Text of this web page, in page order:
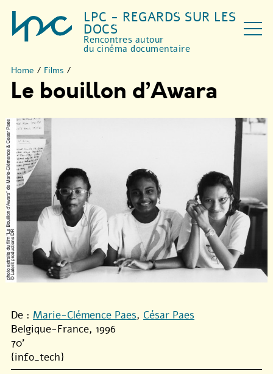
LPC - REGARDS SUR LES
DOCS
Rencontres autour
du cinéma documentaire
Home / Films /
Le bouillon d’Awara
De : Marie-Clémence Paes, César Paes
Belgique-France, 1996
70'
{info_tech}